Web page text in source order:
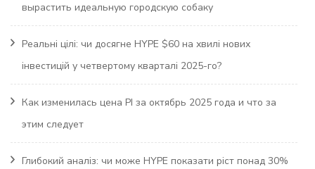
вырастить идеальную городскую собаку
Реальні цілі: чи досягне HYPE $60 на хвилі нових
інвестицій у четвертому кварталі 2025-го?
Как изменилась цена PI за октябрь 2025 года и что за
этим следует
Глибокий аналіз: чи може HYPE показати ріст понад 30%